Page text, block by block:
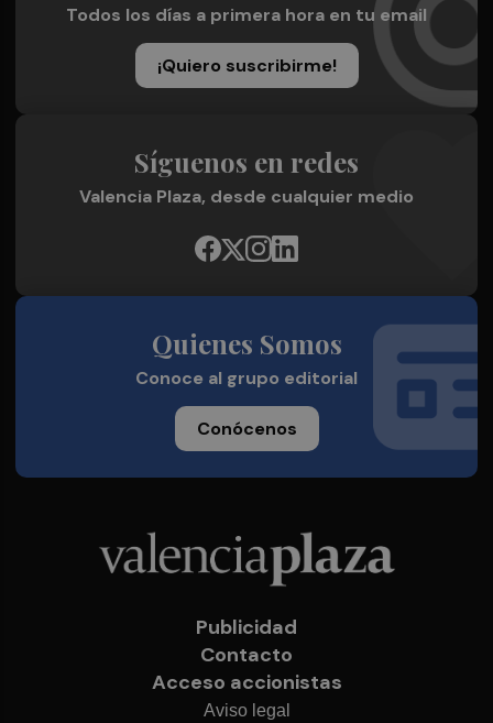
Todos los días a primera hora en tu email
¡Quiero suscribirme!
Síguenos en redes
Valencia Plaza, desde cualquier medio
Quienes Somos
Conoce al grupo editorial
Conócenos
Publicidad
Contacto
Acceso accionistas
Aviso legal